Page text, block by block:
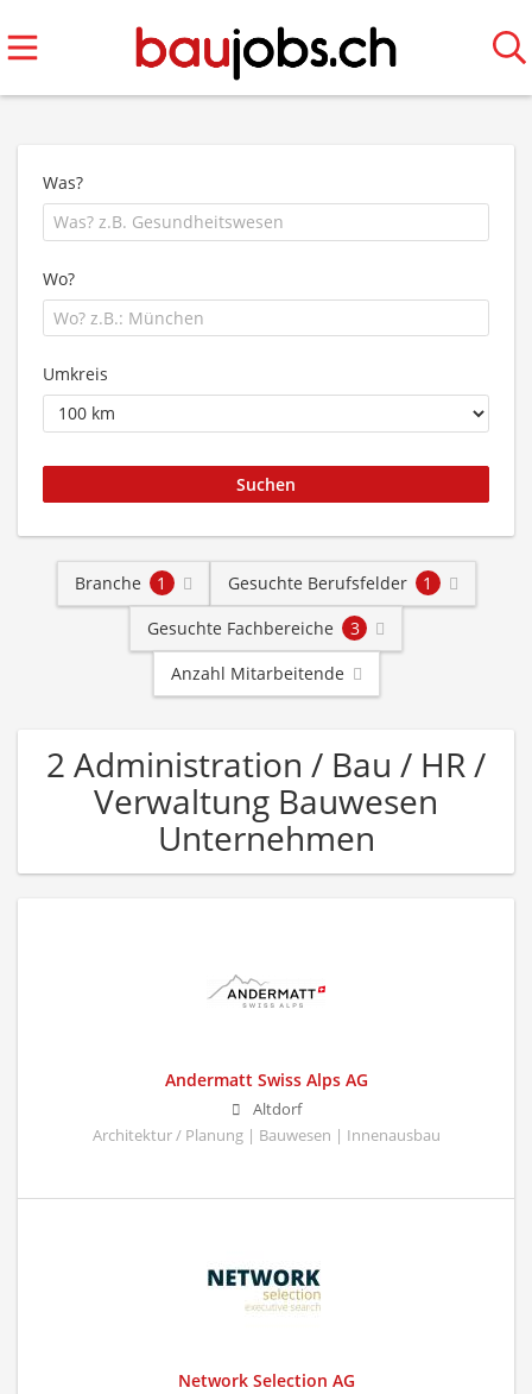
Was?
Wo?
Umkreis
Branche 1 Gesuchte Berufsfelder
1
Gesuchte Fachbereiche
3
Anzahl Mitarbeitende
2 Administration / Bau / HR /
Verwaltung Bauwesen
Unternehmen
Andermatt Swiss Alps AG
Altdorf
Architektur / Planung | Bauwesen | Innenausbau
Network Selection AG